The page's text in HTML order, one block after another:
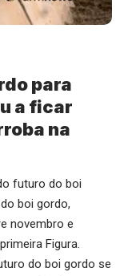
para
a ficar
na
futuro do boi
boi gordo,
novembro e
Figura.
do boi gordo se